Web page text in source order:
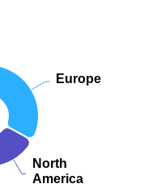
Europe
Europe
North
America
North
America